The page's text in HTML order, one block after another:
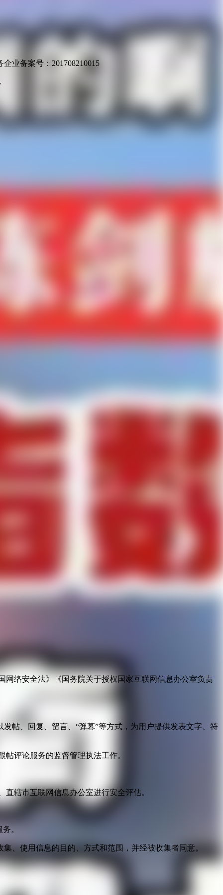
业备案号：201708210015
络安全法》《国务院关于授权国家互联网信息办公室负责
帖、回复、留言、“弹幕”等方式，为用户提供发表文字、符
评论服务的监督管理执法工作。
辖市互联网信息办公室进行安全评估。
。
、使用信息的目的、方式和范围，并经被收集者同意。